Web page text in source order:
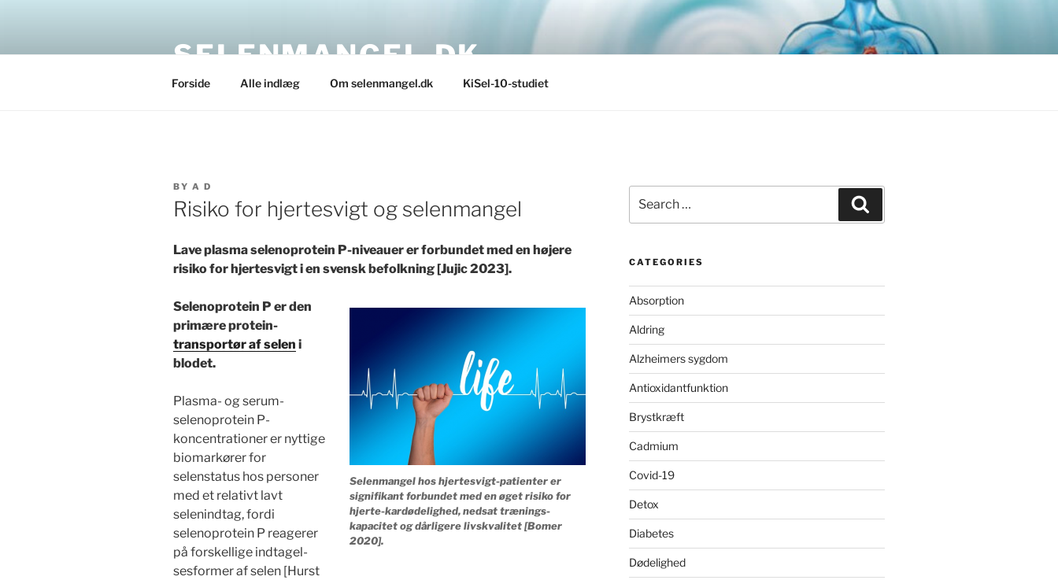
SELENMANGEL.DK
Forside Alle indlæg Om selenmangel.dk KiSel-10-studiet
POSTED
ON
BY A D
Risiko for hjertesvigt og selenmangel
Lave plasma selenoprotein P-niveauer er forbundet med en højere
risiko for hjertesvigt i en svensk befolkning [Jujic 2023].
Selenmangel hos hjertesvigt-patienter er
signifikant forbundet med en øget risiko for
hjerte-kardødelighed, nedsat trænings-
kapacitet og dårligere livskvalitet [Bomer
2020].
Selenoprotein P er den
primære protein-
transportør af selen i
blodet.
Plasma- og serum-
selenoprotein P-
koncentrationer er nyttige
biomarkører for
selenstatus hos personer
med et relativt lavt
selenindtag, fordi
selenoprotein P reagerer
på forskellige indtagel-
sesformer af selen [Hurst
for:
CATEGORIES
Absorption
Aldring
Alzheimers sygdom
Antioxidantfunktion
Brystkræft
Cadmium
Covid-19
Detox
Diabetes
Dødelighed